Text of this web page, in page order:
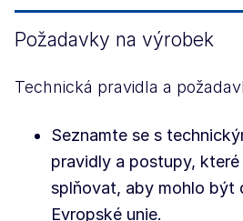
Požadavky na výrobek
Technická pravidla a
Seznamte se s
pravidly a postupy,
splňovat, aby mohlo být
Evropské unie.